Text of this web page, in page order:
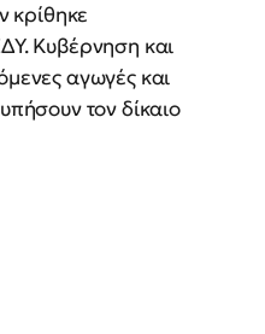
κρίθηκε
Κυβέρνηση και
αγωγές και
τον δίκαιο